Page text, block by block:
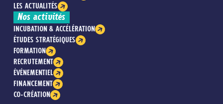
LES ACTUALITÉS
Nos activités
INCUBATION & ACCÉLÉRATION
ÉTUDES STRATÉGIQUES
FORMATION
RECRUTEMENT
ÉVÉNEMENTIEL
FINANCEMENT
CO-CRÉATION